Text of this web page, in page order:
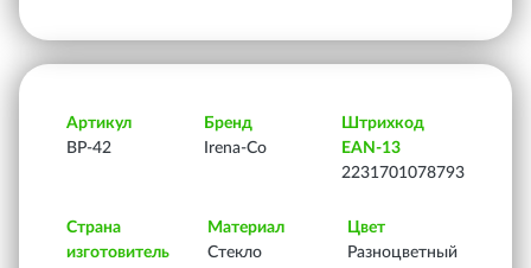
Артикул
ВР-42
Бренд
Irena-Co
Штрихкод
EAN-13
2231701078793
Страна
изготовитель
Материал
Стекло
Цвет
Разноцветный